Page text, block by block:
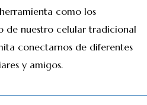
como los
de nuestro celular tradicional
conectarnos de diferentes
y amigos.